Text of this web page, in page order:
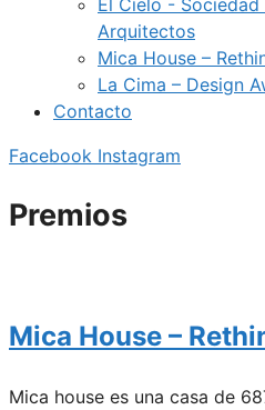
El Cielo -
Arquitectos
Mica House –
La Cima – Design
Contacto
Facebook Instagram
Premios
Mica House –
Mica house es una casa de